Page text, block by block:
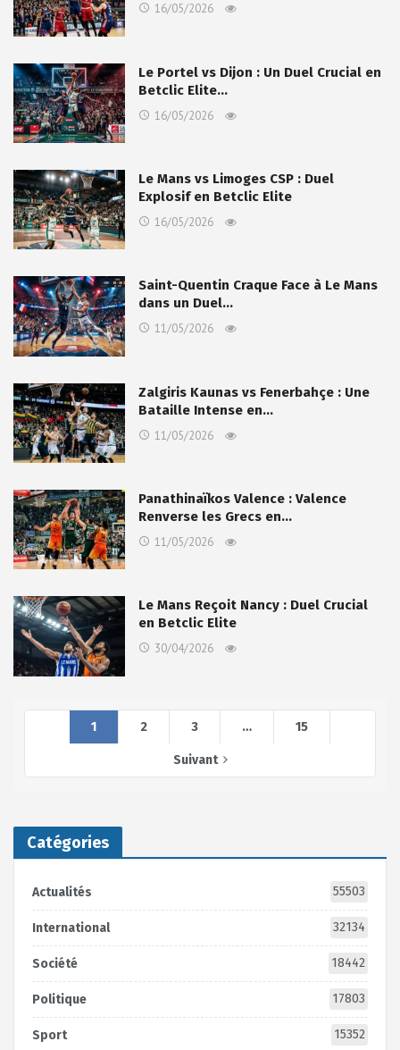
16/05/2026
Le Portel vs Dijon : Un Duel Crucial en
Betclic Elite…
16/05/2026
Le Mans vs Limoges CSP : Duel
Explosif en Betclic Elite
16/05/2026
Saint-Quentin Craque Face à Le Mans
dans un Duel…
11/05/2026
Zalgiris Kaunas vs Fenerbahçe : Une
Bataille Intense en…
11/05/2026
Panathinaïkos Valence : Valence
Renverse les Grecs en…
11/05/2026
Le Mans Reçoit Nancy : Duel Crucial
en Betclic Elite
30/04/2026
1 2 3 … 15
Suivant
Catégories
Actualités 55503
International 32134
Société 18442
Politique 17803
Sport 15352